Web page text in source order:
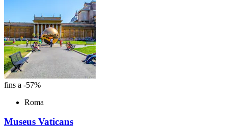
fins a -57%
Roma
Museus Vaticans